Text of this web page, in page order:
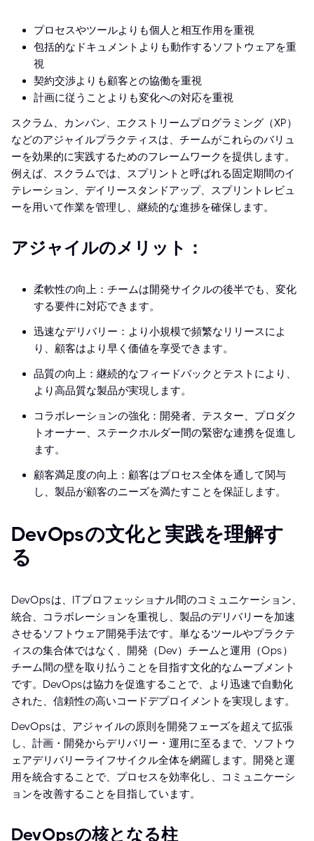
プロセスやツールよりも個人と相互作用を重視
包括的なドキュメントよりも動作するソフトウェアを重
視
契約交渉よりも顧客との協働を重視
計画に従うことよりも変化への対応を重視
スクラム、カンバン、エクストリームプログラミング（XP）
などのアジャイルプラクティスは、チームがこれらのバリュ
ーを効果的に実践するためのフレームワークを提供します。
例えば、スクラムでは、スプリントと呼ばれる固定期間のイ
テレーション、デイリースタンドアップ、スプリントレビュ
ーを用いて作業を管理し、継続的な進捗を確保します。
アジャイルのメリット：
柔軟性の向上：チームは開発サイクルの後半でも、変化
する要件に対応できます。
迅速なデリバリー：より小規模で頻繁なリリースによ
り、顧客はより早く価値を享受できます。
品質の向上：継続的なフィードバックとテストにより、
より高品質な製品が実現します。
コラボレーションの強化：開発者、テスター、プロダク
トオーナー、ステークホルダー間の緊密な連携を促進し
ます。
顧客満足度の向上：顧客はプロセス全体を通して関与
し、製品が顧客のニーズを満たすことを保証します。
DevOpsの文化と実践を理解す
る
DevOpsは、ITプロフェッショナル間のコミュニケーション、
統合、コラボレーションを重視し、製品のデリバリーを加速
させるソフトウェア開発手法です。単なるツールやプラクテ
ィスの集合体ではなく、開発（Dev）チームと運用（Ops）
チーム間の壁を取り払うことを目指す文化的なムーブメント
です。DevOpsは協力を促進することで、より迅速で自動化
された、信頼性の高いコードデプロイメントを実現します。
DevOpsは、アジャイルの原則を開発フェーズを超えて拡張
し、計画・開発からデリバリー・運用に至るまで、ソフトウ
ェアデリバリーライフサイクル全体を網羅します。開発と運
用を統合することで、プロセスを効率化し、コミュニケーシ
ョンを改善することを目指しています。
DevOpsの核となる柱